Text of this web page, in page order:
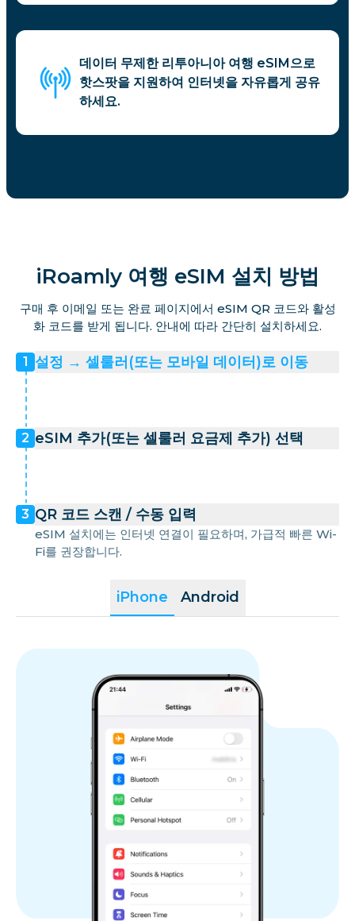
데이터 무제한 리투아니아 여행 eSIM으로
핫스팟을 지원하여 인터넷을 자유롭게 공유
하세요.
iRoamly 여행 eSIM 설치 방법
구매 후 이메일 또는 완료 페이지에서 eSIM QR 코드와 활성
화 코드를 받게 됩니다. 안내에 따라 간단히 설치하세요.
iPhone Android
1 설정 → 셀룰러(또는 모바일 데이터)로 이동
2 eSIM 추가(또는 셀룰러 요금제 추가) 선택
3 QR 코드 스캔 / 수동 입력
eSIM 설치에는 인터넷 연결이 필요하며, 가급적 빠른 Wi-
Fi를 권장합니다.